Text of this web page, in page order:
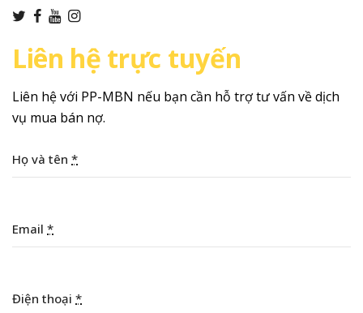
Liên hệ trực tuyến
Liên hệ với PP-MBN nếu bạn cần hỗ trợ tư vấn về dịch
vụ mua bán nợ.
Họ và tên *
Email *
Điện thoại *